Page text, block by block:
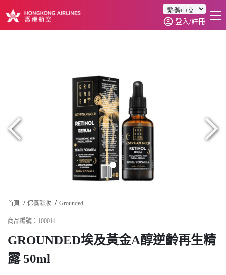
登入/註冊
首頁 保養彩妝 Grounded
商品編號：100014
GROUNDED埃及黃金A醇逆齡再生精
露 50ml